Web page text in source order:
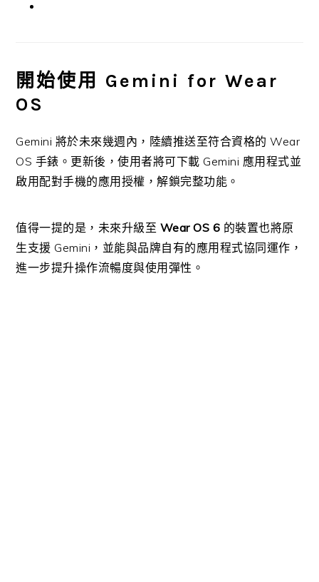
開始使用 Gemini for Wear
OS
Gemini 將於未來幾週內，陸續推送至符合資格的 Wear
OS 手錶。更新後，使用者將可下載 Gemini 應用程式並
啟用配對手機的應用授權，解鎖完整功能。
值得一提的是，未來升級至 Wear OS 6 的裝置也將原
生支援 Gemini，並能與品牌自有的應用程式協同運作，
進一步提升操作流暢度與使用彈性。